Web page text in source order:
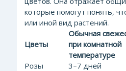
которые помогут понять,
или иной вид растений.
Цветы
Обычная
при комнатной
температуре
Розы
3–7 дней